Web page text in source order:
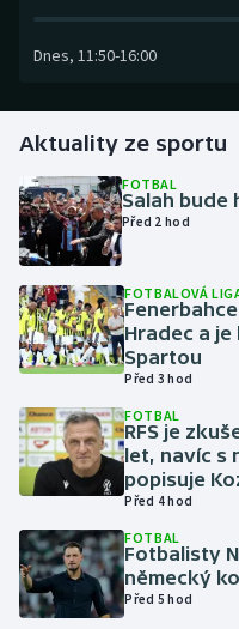
Golf
Házená
Jezdectví
Judo
Krasobruslení
Lezení
Lyže a snowboard
Moderní pětiboj
Motorsport
Dnes, 11:50-16:00
Aktuality ze sportu
FOTBAL
Salah bude
Před 2 hod
FOTBALOVÁ
Hradec a
Spartou
Před 3 hod
FOTBAL
RFS je
let, navíc s
popisuje
Před 4 hod
FOTBAL
Fotbalisty
německý
Před 5 hod